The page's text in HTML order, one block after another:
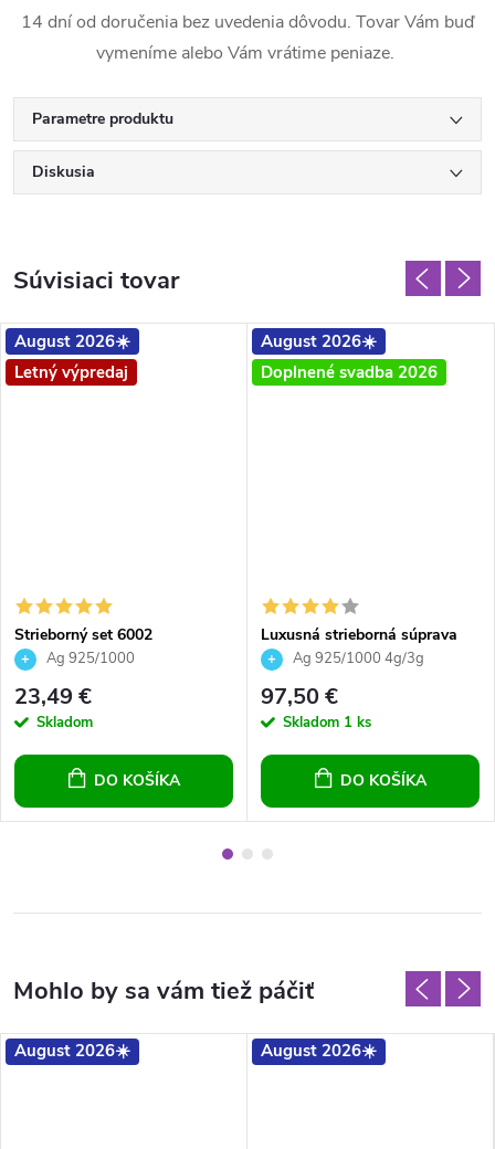
14 dní od doručenia bez uvedenia dôvodu. Tovar Vám buď
vymeníme alebo Vám vrátime peniaze.
Parametre produktu
Diskusia
Súvisiaci tovar
August 2026☀️
Letný výpredaj
Strieborný set 6002
Ag 925/1000
23,49 €
Skladom
DO KOŠÍKA
August 2026☀️
Doplnené svadba 2026
Luxusná strieborná súprava
šperkov náušnice prívesok a
perál s čírymi zirkónmi pre
ženy
Ag 925/1000 4g/3g
97,50 €
Skladom 1 ks
DO KOŠÍKA
August 2026☀️ August 2026☀️